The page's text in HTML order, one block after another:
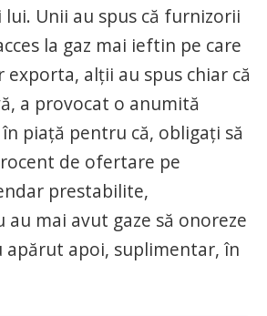
Unii au spus că furnizorii
la gaz mai ieftin pe care
alții au spus chiar că
a provocat o anumită
piață pentru că, obligați să
de ofertare pe
prestabilite,
mai avut gaze să onoreze
apărut apoi, suplimentar, în